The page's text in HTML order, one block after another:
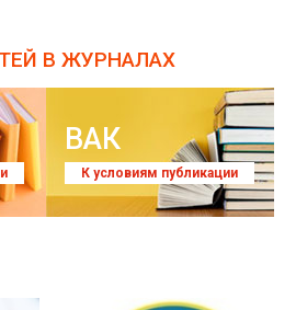
В ЖУРНАЛАХ
ВАК
К условиям публикации